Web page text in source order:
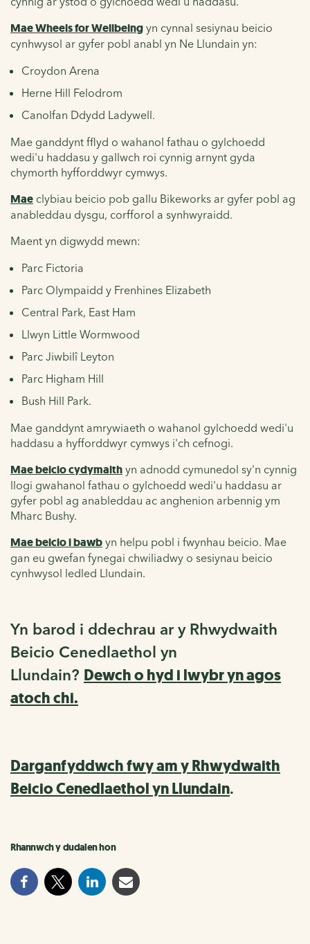
Mae Wheels for Wellbeing yn cynnal sesiynau beicio
cynhwysol ar gyfer pobl anabl yn Ne Llundain yn:
Croydon Arena
Herne Hill Felodrom
Canolfan Ddydd Ladywell.
Mae ganddynt fflyd o wahanol fathau o gylchoedd
wedi'u haddasu y gallwch roi cynnig arnynt gyda
chymorth hyfforddwyr cymwys.
Mae clybiau beicio pob gallu Bikeworks ar gyfer pobl ag
anableddau dysgu, corfforol a synhwyraidd.
Maent yn digwydd mewn:
Parc Fictoria
Parc Olympaidd y Frenhines Elizabeth
Central Park, East Ham
Llwyn Little Wormwood
Parc Jiwbilî Leyton
Parc Higham Hill
Bush Hill Park.
Mae ganddynt amrywiaeth o wahanol gylchoedd wedi'u
haddasu a hyfforddwyr cymwys i'ch cefnogi.
Mae beicio cydymaith yn adnodd cymunedol sy'n cynnig
llogi gwahanol fathau o gylchoedd wedi'u haddasu ar
gyfer pobl ag anableddau ac anghenion arbennig ym
Mharc Bushy.
Mae beicio i bawb yn helpu pobl i fwynhau beicio. Mae
gan eu gwefan fynegai chwiliadwy o sesiynau beicio
cynhwysol ledled Llundain.
Yn barod i ddechrau ar y Rhwydwaith
Beicio Cenedlaethol yn
Llundain? Dewch o hyd i lwybr yn agos
atoch chi.
Darganfyddwch fwy am y Rhwydwaith
Beicio Cenedlaethol yn Llundain.
Rhannwch y dudalen hon